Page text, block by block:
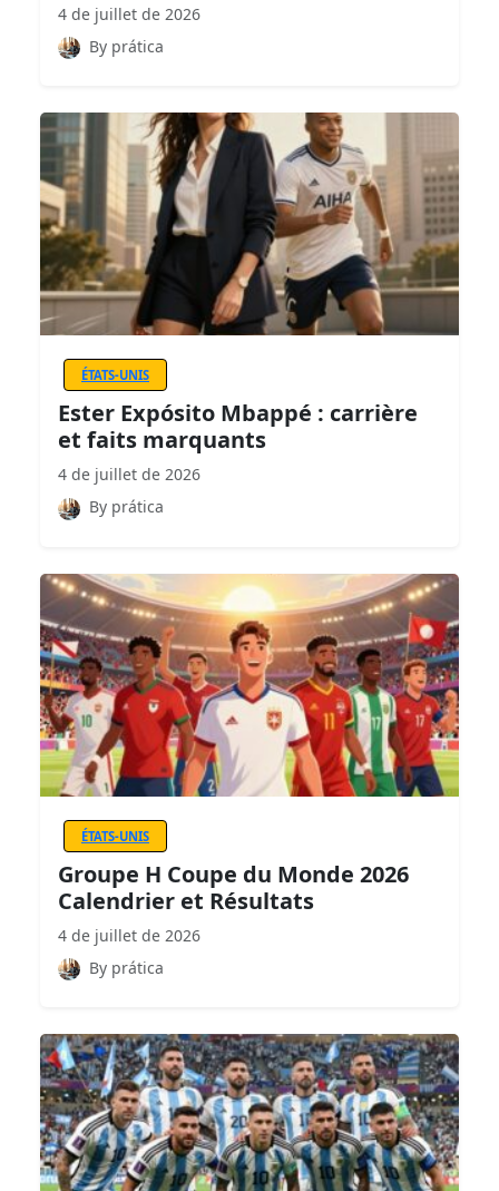
4 de juillet de 2026
By prática
ÉTATS-UNIS
Ester Expósito Mbappé : carrière
et faits marquants
4 de juillet de 2026
By prática
ÉTATS-UNIS
Groupe H Coupe du Monde 2026
Calendrier et Résultats
4 de juillet de 2026
By prática